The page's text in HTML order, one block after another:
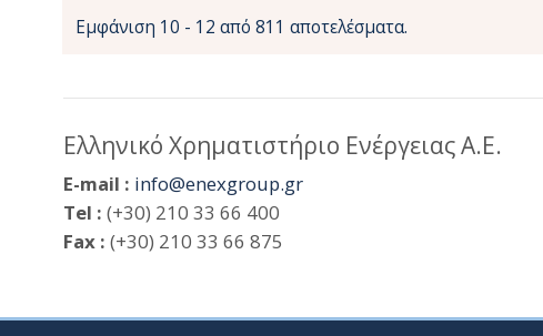
Εμφάνιση 10 - 12 από 811 αποτελέσματα.
Ελληνικό Χρηματιστήριο Ενέργειας Α.Ε.
E-mail : info@enexgroup.gr
Tel : (+30) 210 33 66 400
Fax : (+30) 210 33 66 875